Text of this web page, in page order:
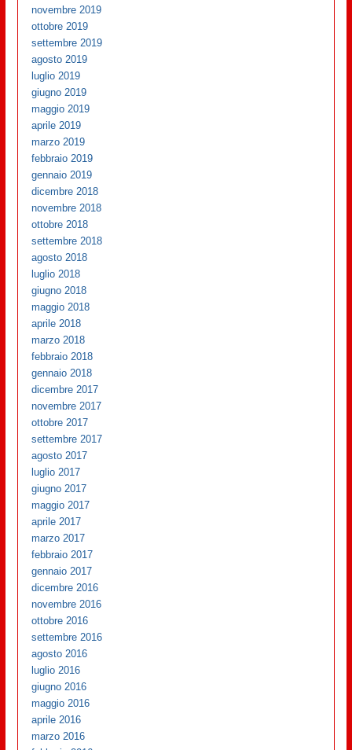
novembre 2019
ottobre 2019
settembre 2019
agosto 2019
luglio 2019
giugno 2019
maggio 2019
aprile 2019
marzo 2019
febbraio 2019
gennaio 2019
dicembre 2018
novembre 2018
ottobre 2018
settembre 2018
agosto 2018
luglio 2018
giugno 2018
maggio 2018
aprile 2018
marzo 2018
febbraio 2018
gennaio 2018
dicembre 2017
novembre 2017
ottobre 2017
settembre 2017
agosto 2017
luglio 2017
giugno 2017
maggio 2017
aprile 2017
marzo 2017
febbraio 2017
gennaio 2017
dicembre 2016
novembre 2016
ottobre 2016
settembre 2016
agosto 2016
luglio 2016
giugno 2016
maggio 2016
aprile 2016
marzo 2016